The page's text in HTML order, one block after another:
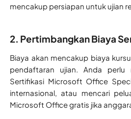
mencakup persiapan untuk ujian
2. Pertimbangkan Biaya
Biaya akan mencakup biaya
pendaftaran ujian. Anda perlu
Sertifikasi Microsoft Office
internasional, atau mencari
Microsoft Office gratis jika